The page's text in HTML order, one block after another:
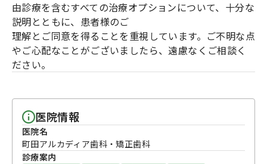
由診療を含むすべての治療オプションについて、十分な
説明とともに、患者様のご
理解とご同意を得ることを重視しています。ご不明な点
やご心配なことがございましたら、遠慮なくご相談く
ださい。
医院情報
医院名
町田アルカディア歯科・矯正歯科
診療案内